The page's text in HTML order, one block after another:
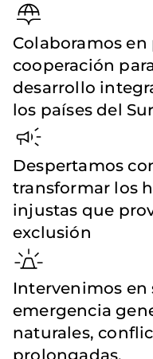
Colaboramos
cooperación
desarrollo
los países del
Despertamos
transformar los
injustas que
exclusión
Intervenimos en
emergencia
naturales,
prolongadas.